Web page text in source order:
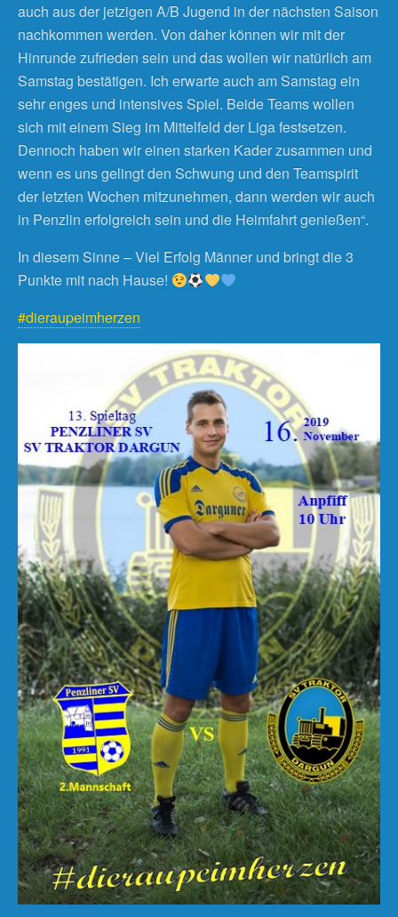
auch aus der jetzigen A/B Jugend in der nächsten Saison
nachkommen werden. Von daher können wir mit der
Hinrunde zufrieden sein und das wollen wir natürlich am
Samstag bestätigen. Ich erwarte auch am Samstag ein
sehr enges und intensives Spiel. Beide Teams wollen
sich mit einem Sieg im Mittelfeld der Liga festsetzen.
Dennoch haben wir einen starken Kader zusammen und
wenn es uns gelingt den Schwung und den Teamspirit
der letzten Wochen mitzunehmen, dann werden wir auch
in Penzlin erfolgreich sein und die Heimfahrt genießen“.
In diesem Sinne – Viel Erfolg Männer und bringt die 3
Punkte mit nach Hause!
#dieraupeimherzen